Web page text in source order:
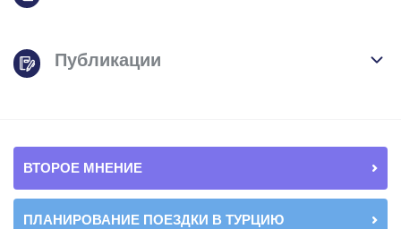
Публикации
ВТОРОЕ МНЕНИЕ
ПЛАНИРОВАНИЕ ПОЕЗДКИ В ТУРЦИЮ